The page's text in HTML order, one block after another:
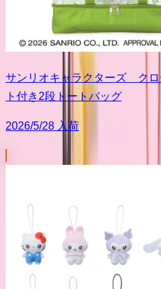
サンリオキャラクターズ クロ
ト付き2段トートバッグ
2026/5/28 入荷